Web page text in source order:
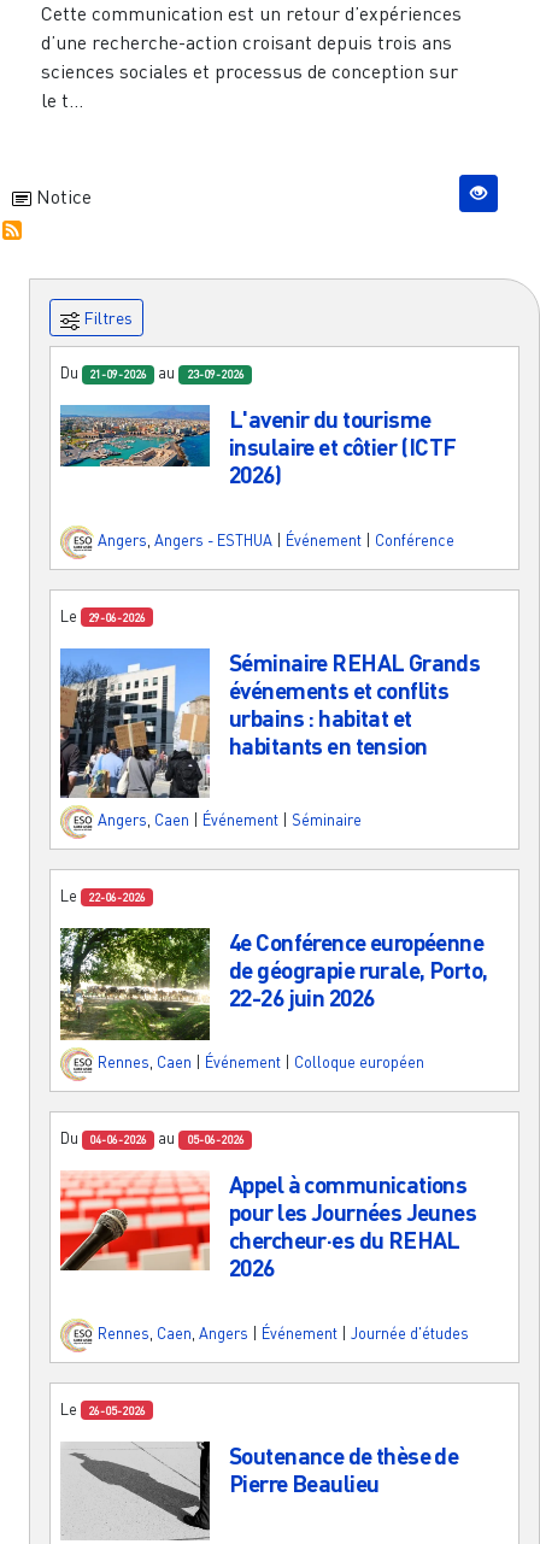
Cette communication est un retour d’expériences
d’une recherche-action croisant depuis trois ans
sciences sociales et processus de conception sur
le t...
Notice
Filtres
Du 21-09-2026 au 23-09-2026
L'avenir du tourisme
insulaire et côtier (ICTF
2026)
Angers Angers - ESTHUA Événement Conférence
Le 29-06-2026
Séminaire REHAL Grands
événements et conflits
urbains : habitat et
habitants en tension
Angers Caen Événement Séminaire
Le 22-06-2026
4e Conférence européenne
de géograpie rurale, Porto,
22-26 juin 2026
Rennes, Caen Événement Colloque européen
Du 04-06-2026 au 05-06-2026
Appel à communications
pour les Journées Jeunes
chercheur·es du REHAL
2026
Rennes Caen Angers Événement Journée d'études
Le 26-05-2026
Soutenance de thèse de
Pierre Beaulieu